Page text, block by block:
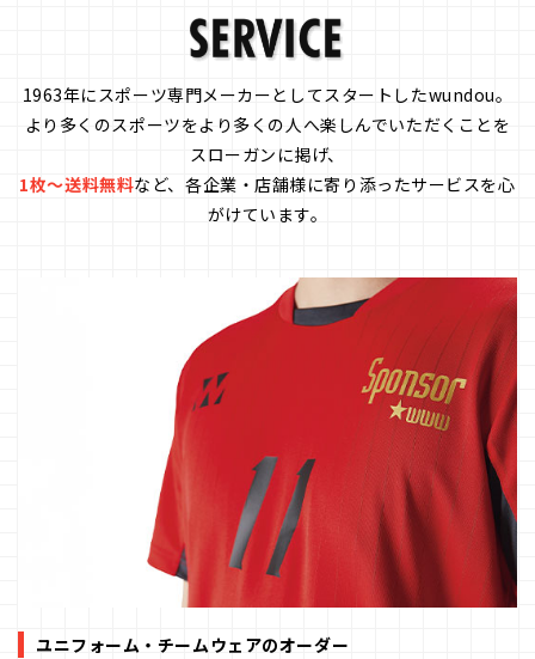
1963年にスポーツ専門メーカーとしてスタートしたwundou。
より多くのスポーツをより多くの人へ楽しんでいただくことを
スローガンに掲げ、
1枚～送料無料など、各企業・店舗様に寄り添ったサービスを心
がけています。
ユニフォーム・チームウェアのオーダー